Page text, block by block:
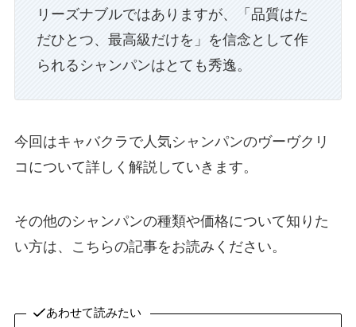
リーズナブルではありますが、「品質はた
だひとつ、最高級だけを」を信念として作
られるシャンパンはとても秀逸。
今回はキャバクラで人気シャンパンのヴーヴクリ
コについて詳しく解説していきます。
その他のシャンパンの種類や価格について知りた
い方は、こちらの記事をお読みください。
あわせて読みたい